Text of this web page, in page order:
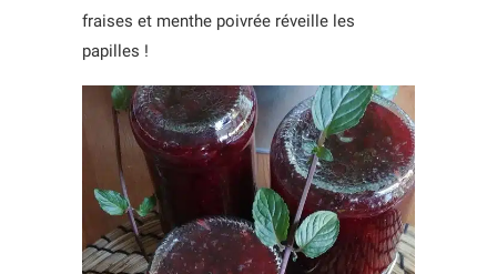
fraises et menthe poivrée réveille les
papilles !